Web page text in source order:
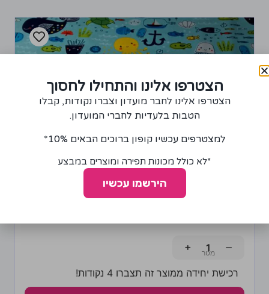
−
+
רכישת יחידה ממוצר זה תצברו 4 נקודות!
הצטרפו אלינו והתחילו לחסוך
הצטרפו אלינו לחבר מועדון וצברו נקודות, קבלו
הטבות בלעדיות לחברי המועדון.
למצטרפים עכשיו קופון ברוכים הבאים 10%*
*לא כולל מכונות תפירה ומוצרים במבצע
הירשמו עכשיו